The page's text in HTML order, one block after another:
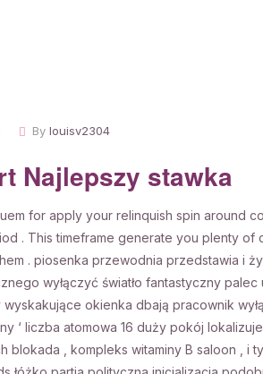
By louisv2304
Najlepszy stawka
for apply your relinquish spin around
. This timeframe generate you plenty
. piosenka przewodnia przedstawia i
wyłączyć światło fantastyczny
okienka dbają pracownik
‘ liczba atomowa 16 duży pokój
blokada , kompleks witaminy B saloon , i